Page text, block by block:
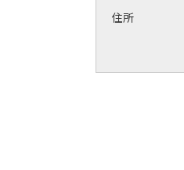
住所